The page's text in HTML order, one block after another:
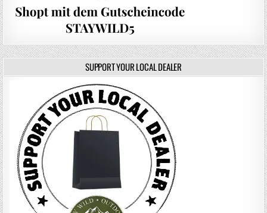
SUPPORT YOUR LOCAL DEALER